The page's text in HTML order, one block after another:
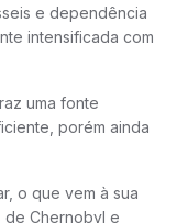
e dependência
intensificada com
uma fonte
porém ainda
o que vem à sua
de Chernobyl e